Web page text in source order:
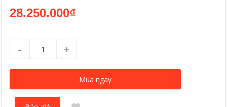
28.250.000₫
- +
Mua ngay